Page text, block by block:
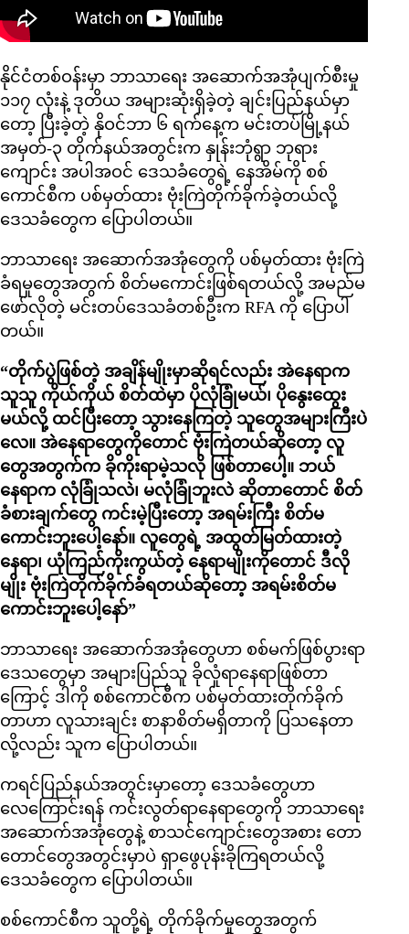
နိုင်ငံတစ်ဝန်းမှာ ဘာသာရေး အဆောက်အအုံပျက်စီးမှု
၁၁၇ လုံးနဲ့ ဒုတိယ အများဆုံးရှိခဲ့တဲ့ ချင်းပြည်နယ်မှာ
တော့ ပြီးခဲ့တဲ့ နိုဝင်ဘာ ၆ ရက်နေ့က မင်းတပ်မြို့နယ်
အမှတ်-၃ တိုက်နယ်အတွင်းက နှုန်းဘုံရွာ ဘုရား
ကျောင်း အပါအဝင် ဒေသခံတွေရဲ့ နေအိမ်ကို စစ်
ကောင်စီက ပစ်မှတ်ထား ဗုံးကြဲတိုက်ခိုက်ခဲ့တယ်လို့
ဒေသခံတွေက ပြောပါတယ်။
ဘာသာရေး အဆောက်အအုံတွေကို ပစ်မှတ်ထား ဗုံးကြဲ
ခံရမှုတွေအတွက် စိတ်မကောင်းဖြစ်ရတယ်လို့ အမည်မ
ဖော်လိုတဲ့ မင်းတပ်ဒေသခံတစ်ဦးက RFA ကို ပြောပါ
တယ်။
“တိုက်ပွဲဖြစ်တဲ့ အချိန်မျိုးမှာဆိုရင်လည်း အဲနေရာက
သူသူ ကိုယ်ကိုယ် စိတ်ထဲမှာ ပိုလုံခြုံမယ်၊ ပိုနွေးထွေး
မယ်လို့ ထင်ပြီးတော့ သွားနေကြတဲ့ သူတွေအများကြီးပဲ
လေ။ အဲနေရာတွေကိုတောင် ဗုံးကြဲတယ်ဆိုတော့ လူ
တွေအတွက်က ခိုကိုးရာမဲ့သလို ဖြစ်တာပေါ့။ ဘယ်
နေရာက လုံခြုံသလဲ၊ မလုံခြုံဘူးလဲ ဆိုတာတောင် စိတ်
ခံစားချက်တွေ ကင်းမဲ့ပြီးတော့ အရမ်းကြီး စိတ်မ
ကောင်းဘူးပေါ့နော်။ လူတွေရဲ့ အထွတ်မြတ်ထားတဲ့
နေရာ၊ ယုံကြည်ကိုးကွယ်တဲ့ နေရာမျိုးကိုတောင် ဒီလို
မျိုး ဗုံးကြဲတိုက်ခိုက်ခံရတယ်ဆိုတော့ အရမ်းစိတ်မ
ကောင်းဘူးပေါ့နော်”
ဘာသာရေး အဆောက်အအုံတွေဟာ စစ်မက်ဖြစ်ပွားရာ
ဒေသတွေမှာ အများပြည်သူ ခိုလှုံရာနေရာဖြစ်တာ
ကြောင့် ဒါကို စစ်ကောင်စီက ပစ်မှတ်ထားတိုက်ခိုက်
တာဟာ လူသားချင်း စာနာစိတ်မရှိတာကို ပြသနေတာ
လို့လည်း သူက ပြောပါတယ်။
ကရင်ပြည်နယ်အတွင်းမှာတော့ ဒေသခံတွေဟာ
လေကြောင်းရန် ကင်းလွတ်ရာနေရာတွေကို ဘာသာရေး
အဆောက်အအုံတွေနဲ့ စာသင်ကျောင်းတွေအစား တော
တောင်တွေအတွင်းမှာပဲ ရှာဖွေပုန်းခိုကြရတယ်လို့
ဒေသခံတွေက ပြောပါတယ်။
စစ်ကောင်စီက သူတို့ရဲ့ တိုက်ခိုက်မှုတွေအတွက်